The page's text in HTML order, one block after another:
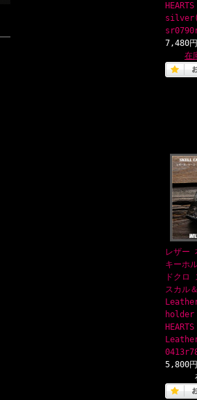
7,480
在
レザー
キーホ
ドクロ
スカル
holder
HEARTS
5,800